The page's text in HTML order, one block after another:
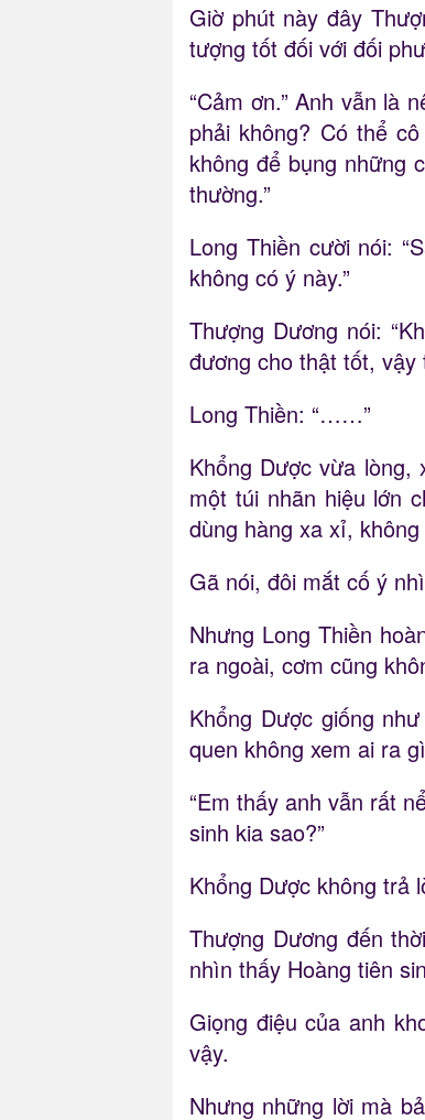
Giờ phút này đây
tượng tốt đối với đối
“Cảm ơn.” Anh vẫn là
phải không? Có thể
không để bụng những
thường.”
Long Thiền cười nói:
không có ý này.”
Thượng Dương nói:
đương cho thật tốt, vậy
Long Thiền: “……”
Khổng Dược vừa lòng,
một túi nhãn hiệu lớn
dùng hàng xa xỉ,
Gã nói, đôi mắt cố ý
Nhưng Long Thiền
ra ngoài, cơm cũng
Khổng Dược giống
quen không xem ai ra
“Em thấy anh vẫn rất
sinh kia sao?”
Khổng Dược không trả
Thượng Dương đến
nhìn thấy Hoàng tiên
Giọng điệu của anh
vậy.
Nhưng những lời mà